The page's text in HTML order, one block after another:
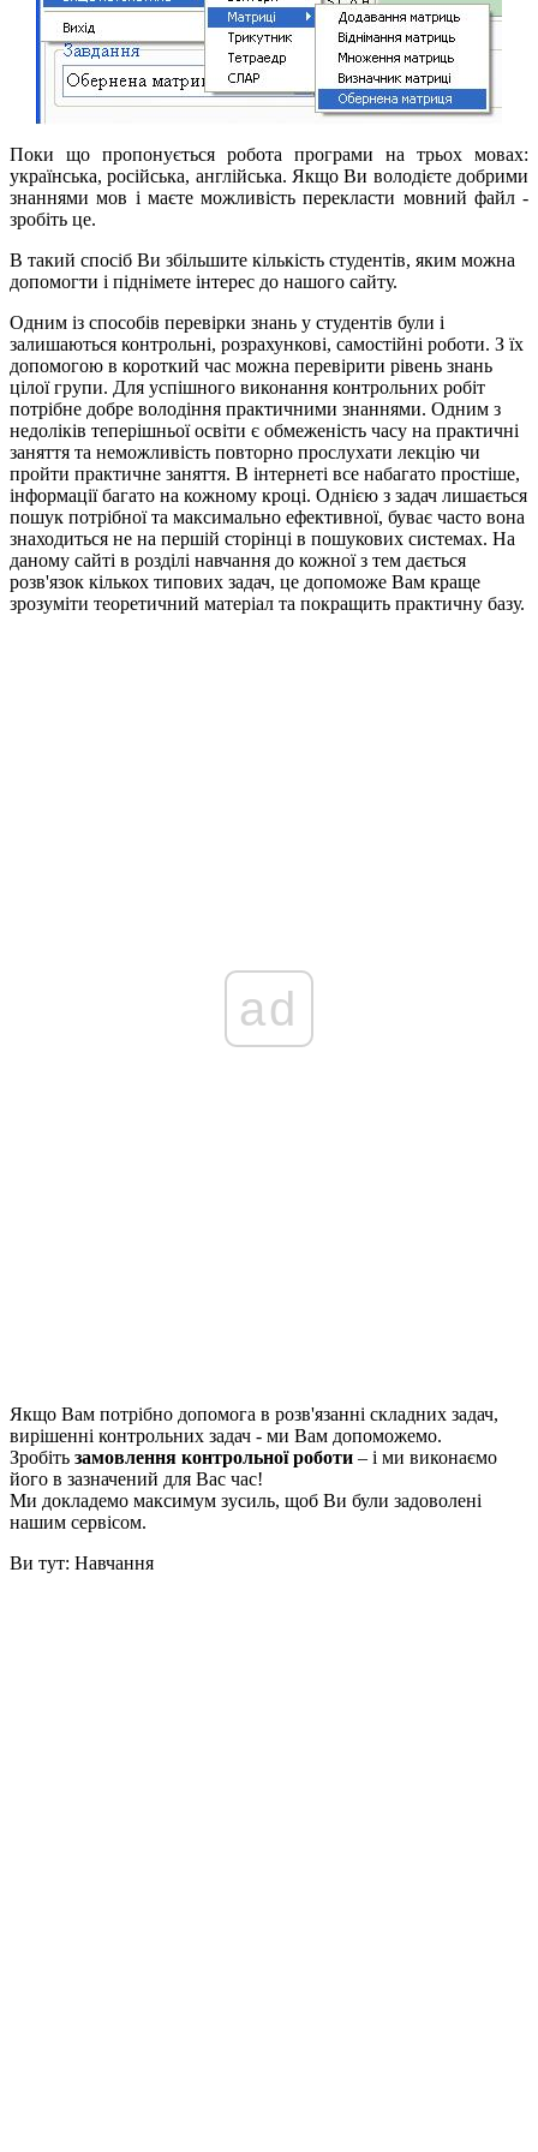
Поки що пропонується робота програми на трьох мовах:
українська, російська, англійська. Якщо Ви володієте добрими
знаннями мов і маєте можливість перекласти мовний файл -
зробіть це.
В такий спосіб Ви збільшите кількість студентів, яким можна
допомогти і піднімете інтерес до нашого сайту.
Одним із способів перевірки знань у студентів були і
залишаються контрольні, розрахункові, самостійні роботи. З їх
допомогою в короткий час можна перевірити рівень знань
цілої групи. Для успішного виконання контрольних робіт
потрібне добре володіння практичними знаннями. Одним з
недоліків теперішньої освіти є обмеженість часу на практичні
заняття та неможливість повторно прослухати лекцію чи
пройти практичне заняття. В інтернеті все набагато простіше,
інформації багато на кожному кроці. Однією з задач лишається
пошук потрібної та максимально ефективної, буває часто вона
знаходиться не на першій сторінці в пошукових системах. На
даному сайті в розділі навчання до кожної з тем дається
розв'язок кількох типових задач, це допоможе Вам краще
зрозуміти теоретичний матеріал та покращить практичну базу.
ad
Якщо Вам потрібно допомога в розв'язанні складних задач,
вирішенні контрольних задач - ми Вам допоможемо.
Зробіть замовлення контрольної роботи – і ми виконаємо
його в зазначений для Вас час!
Ми докладемо максимум зусиль, щоб Ви були задоволені
нашим сервісом.
Ви тут: Навчання